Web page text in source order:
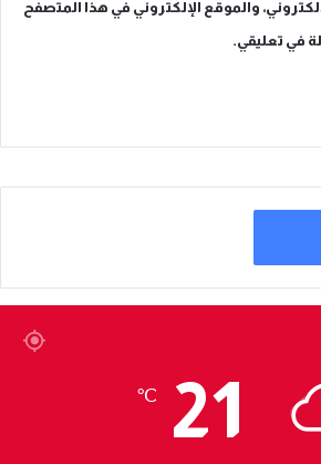
والموقع الإلكتروني في هذا المتصفح
في تعليقي.
21
℃